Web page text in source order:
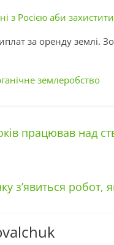
з Росією аби
за оренду землі.
землеробство
працював над
з’явиться робот,